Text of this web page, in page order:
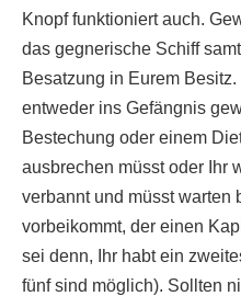
Knopf funktioniert auch.
das gegnerische Schiff
Besatzung in Eurem
entweder ins Gefängnis
Bestechung oder einem
ausbrechen müsst oder Ihr
verbannt und müsst warten
vorbeikommt, der einen
sei denn, Ihr habt ein
fünf sind möglich). Sollten